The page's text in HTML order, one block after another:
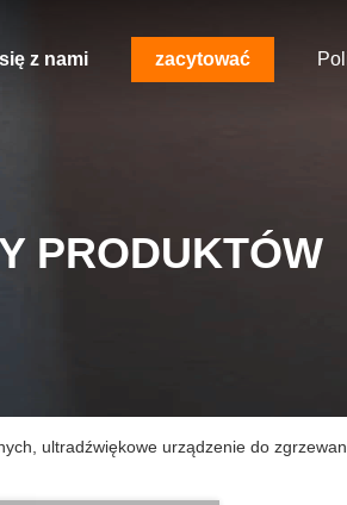
z nami zacytować
PRODUKTÓW
ultradźwiękowe urządzenie do